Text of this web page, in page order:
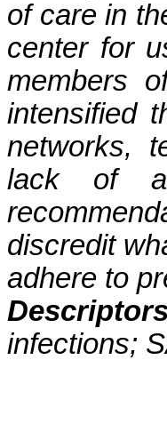
of care in
center for
members
intensified
networks,
lack of
discredit
adhere to
infections;